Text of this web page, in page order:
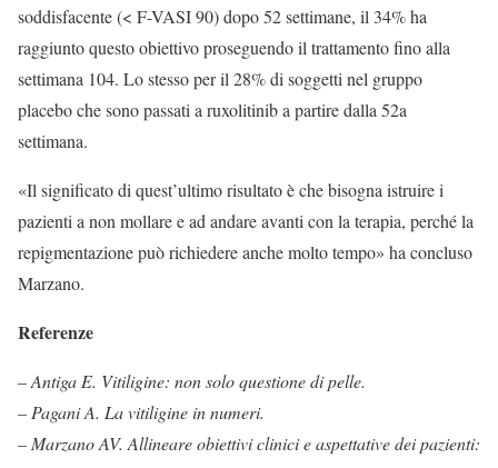
soddisfacente (< F-VASI 90) dopo 52 settimane, il 34% ha
raggiunto questo obiettivo proseguendo il trattamento fino alla
settimana 104. Lo stesso per il 28% di soggetti nel gruppo
placebo che sono passati a ruxolitinib a partire dalla 52a
settimana.
«Il significato di quest’ultimo risultato è che bisogna istruire i
pazienti a non mollare e ad andare avanti con la terapia, perché la
repigmentazione può richiedere anche molto tempo» ha concluso
Marzano.
Referenze
– Antiga E. Vitiligine: non solo questione di pelle.
– Pagani A. La vitiligine in numeri.
– Marzano AV. Allineare obiettivi clinici e aspettative dei pazienti: